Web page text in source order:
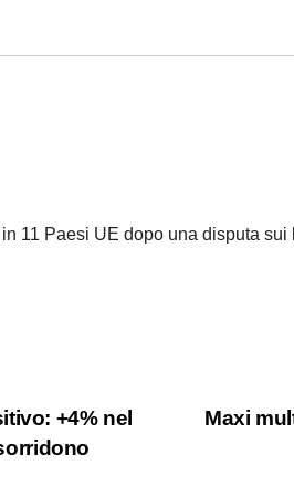
11 Paesi UE dopo una disputa sui
Maxi
+4% nel